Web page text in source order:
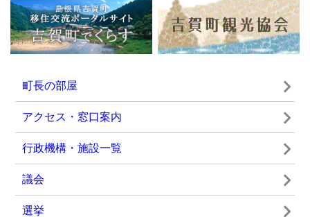
令和8年度きん祭みん祭農業文化祭の開催・申
込みについて
2026年06月16日
で運行します！
【企画課】夏祭り―野中土曜市―について掲載
しました
2023年06月22日
町長の部屋
アクセス・窓口案内
行政機構・施設一覧
議会
選挙